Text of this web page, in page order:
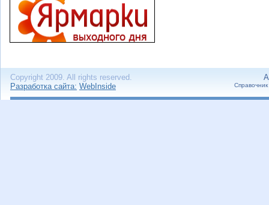
Copyright 2009. All rights reserved.
Разработка сайта: WebInside